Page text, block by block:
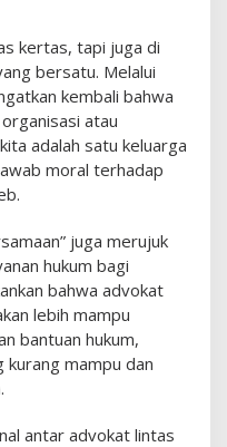
kertas, tapi juga di
bersatu. Melalui
kembali bahwa
atau
adalah satu keluarga
moral terhadap
juga merujuk
hukum bagi
bahwa advokat
lebih mampu
bantuan hukum,
mampu dan
antar advokat lintas